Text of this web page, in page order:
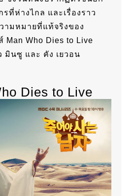
ที่ห่างไกล และเรื่องราว
ามหมายที่แท้จริงของ
Man Who Dies to Live
มินซู และ คัง เยวอน
Dies to Live